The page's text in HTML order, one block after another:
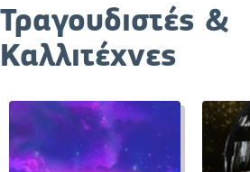
Τραγουδιστές &
Καλλιτέχνες